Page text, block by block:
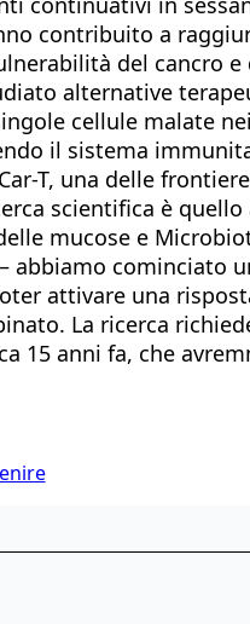
contribuito a
del cancro
alternative
cellule malate
il sistema
T, una delle
scientifica è
mucose e
abbiamo cominciato
attivare una
La ricerca
15 anni fa, che